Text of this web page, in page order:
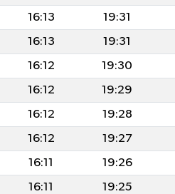
16:13 19:31
16:13 19:31
16:12 19:30
16:12 19:29
16:12 19:28
16:12 19:27
16:11 19:26
16:11 19:25